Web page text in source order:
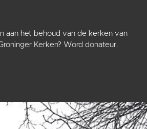
aan het behoud van de kerken van
Kerken? Word donateur.